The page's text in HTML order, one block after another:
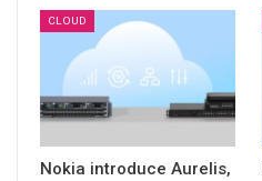
CLOUD
Nokia introduce Aurelis,